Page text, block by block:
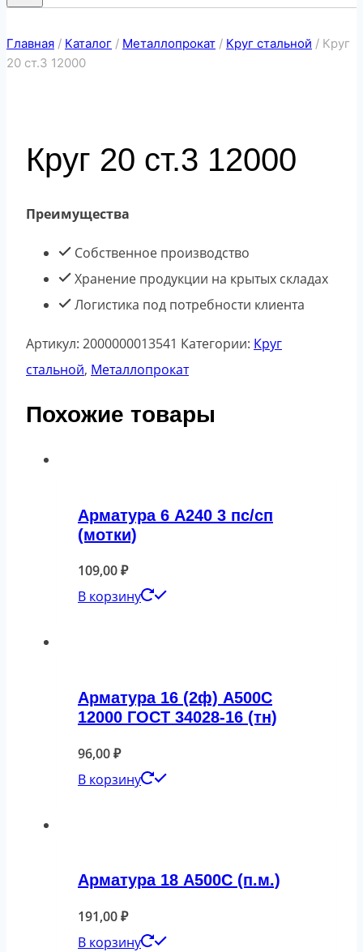
Главная / Каталог / Металлопрокат / Круг стальной / Круг
20 ст.3 12000
Круг 20 ст.3 12000
Преимущества
Собственное производство
Хранение продукции на крытых складах
Логистика под потребности клиента
Артикул: 2000000013541 Категории: Круг
стальной, Металлопрокат
Похожие товары
Арматура 6 А240 3 пс/сп
(мотки)
109,00₽
В корзину
Арматура 16 (2ф) А500С
12000 ГОСТ 34028-16 (тн)
96,00₽
В корзину
Арматура 18 А500С (п.м.)
191,00₽
В корзину